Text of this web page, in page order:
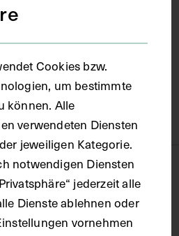
Cookies bzw.
um bestimmte
können. Alle
verwendeten Diensten
jeweiligen Kategorie.
notwendigen Diensten
jederzeit alle
Dienste ablehnen oder
vornehmen